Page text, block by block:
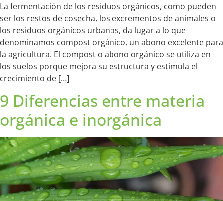
La fermentación de los residuos orgánicos, como pueden
ser los restos de cosecha, los excrementos de animales o
los residuos orgánicos urbanos, da lugar a lo que
denominamos compost orgánico, un abono excelente para
la agricultura. El compost o abono orgánico se utiliza en
los suelos porque mejora su estructura y estimula el
crecimiento de […]
9 Diferencias entre materia
orgánica e inorgánica